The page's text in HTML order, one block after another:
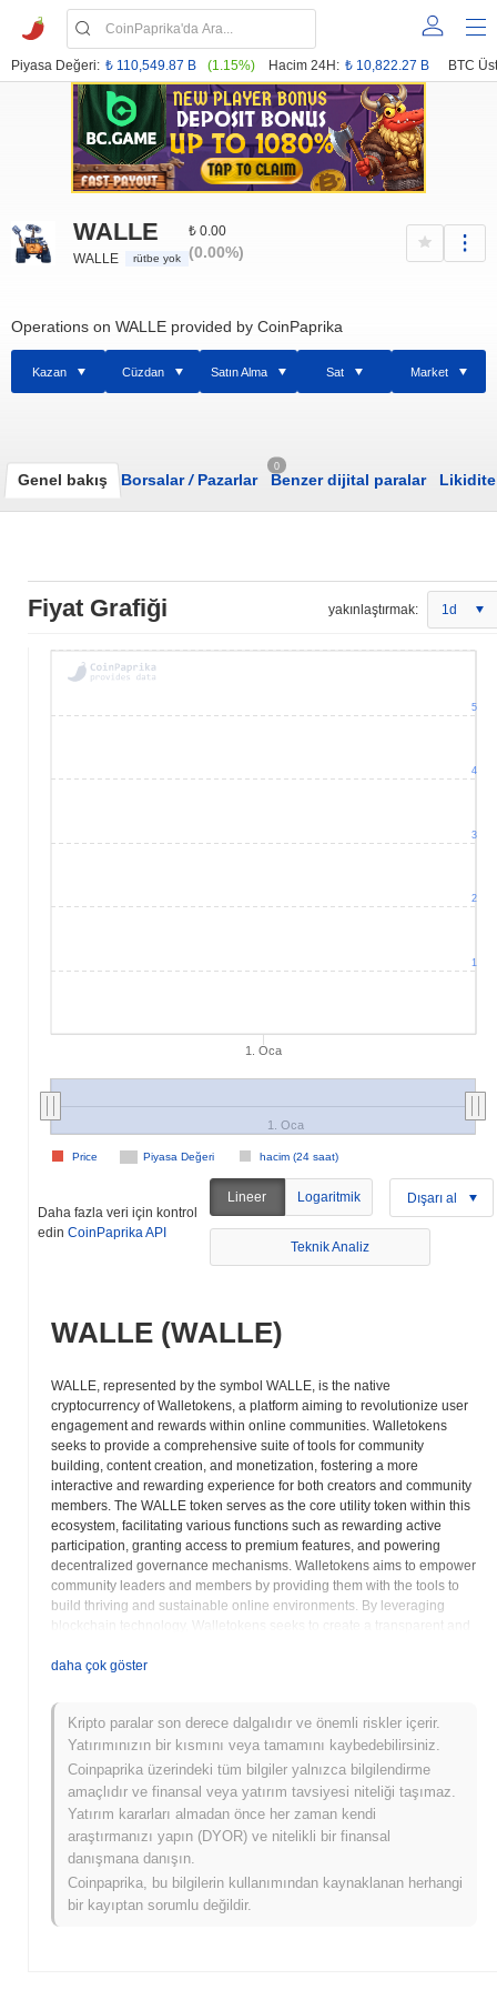
Piyasa Değeri: ₺ 110,549.87 B (1.15%) Hacim 24H: ₺ 10,822.27 B BTC
WALLE
WALLE rütbe yok
₺ 0.00
(0.00%)
Operations on WALLE provided by CoinPaprika
Kazan Cüzdan Satın Alma Sat Market
Genel bakış Borsalar/Pazarlar
0
Benzer dijital paralar Likidite
Fiyat Grafiği yakınlaştırmak: 1d
1. Oca
Piyasa Değeri hacim (24 saat)
Price
1. Oca
1
2
3
4
5
Daha fazla veri için kontrol
edin CoinPaprika API
Lineer Logaritmik Dışarı al
Teknik Analiz
WALLE (WALLE)
WALLE, represented by the symbol WALLE, is the native
cryptocurrency of Walletokens, a platform aiming to revolutionize user
engagement and rewards within online communities. Walletokens
seeks to provide a comprehensive suite of tools for community
building, content creation, and monetization, fostering a more
interactive and rewarding experience for both creators and community
members. The WALLE token serves as the core utility token within this
ecosystem, facilitating various functions such as rewarding active
participation, granting access to premium features, and powering
decentralized governance mechanisms. Walletokens aims to empower
community leaders and members by providing them with the tools to
build thriving and sustainable online environments. By leveraging
blockchain technology, Walletokens seeks to create a transparent and
sense of ownership within communities. The WALLE token plays a
experience for all participants. The platform aims to address common
challenges faced by online communities, such as spam, lack of
engagement, and unfair reward distribution, by providing innovative
solutions powered by the WALLE token. Ultimately, Walletokens and
the WALLE token strive to create a more vibrant and rewarding
landscape for online communities, empowering creators and members
WALLE (WALLE) SSS – Temel Metrikler ve
Piyasa Görüşleri
daha çok göster
Kripto paralar son derece dalgalıdır ve önemli riskler içerir.
Yatırımınızın bir kısmını veya tamamını kaybedebilirsiniz.
Coinpaprika üzerindeki tüm bilgiler yalnızca bilgilendirme
amaçlıdır ve finansal veya yatırım tavsiyesi niteliği taşımaz.
Yatırım kararları almadan önce her zaman kendi
araştırmanızı yapın (DYOR) ve nitelikli bir finansal
danışmana danışın.
Coinpaprika, bu bilgilerin kullanımından kaynaklanan herhangi
bir kayıptan sorumlu değildir.